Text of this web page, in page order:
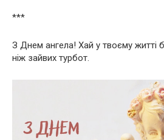
***
З Днем ангела! Хай у твоєму житті
ніж зайвих турбот.